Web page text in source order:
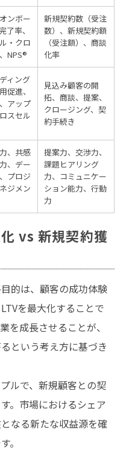
ンボー
了率、
・クロ
NPS®
新規契約数（受注
数）、新規契約額
（受注額）、商談
化率
ィング
促進、
アップ
スセル
見込み顧客の開
拓、商談、提案、
クロージング、契
約手続き
、共感
、デー
プロジ
ジメン
提案力、交渉力、
課題ヒアリング
力、コミュニケー
ション能力、行動
力
vs 新規契約獲
的は、顧客の成功体験
を最大化することで
を成長させることが、
という考え方に基づき
ルで、新規顧客との契
。市場におけるシェア
なる新たな収益源を確
。